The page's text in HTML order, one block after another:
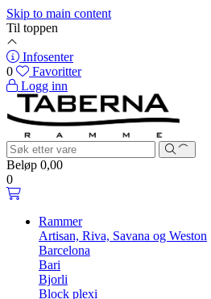
Skip to main content
Til toppen
Infosenter
0
Favoritter
Logg inn
Beløp 0,00
0
Rammer
Artisan, Riva, Savana og Weston
Barcelona
Bari
Bjorli
Block plexi